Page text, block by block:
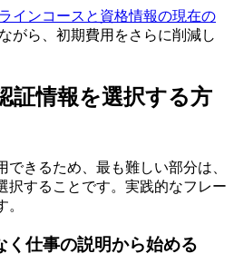
インコースと資格情報の現在の
がら、初期費用をさらに削減し
証情報を選択する方
きるため、最も難しい部分は、
択することです。実践的なフレー
く仕事の説明から始める